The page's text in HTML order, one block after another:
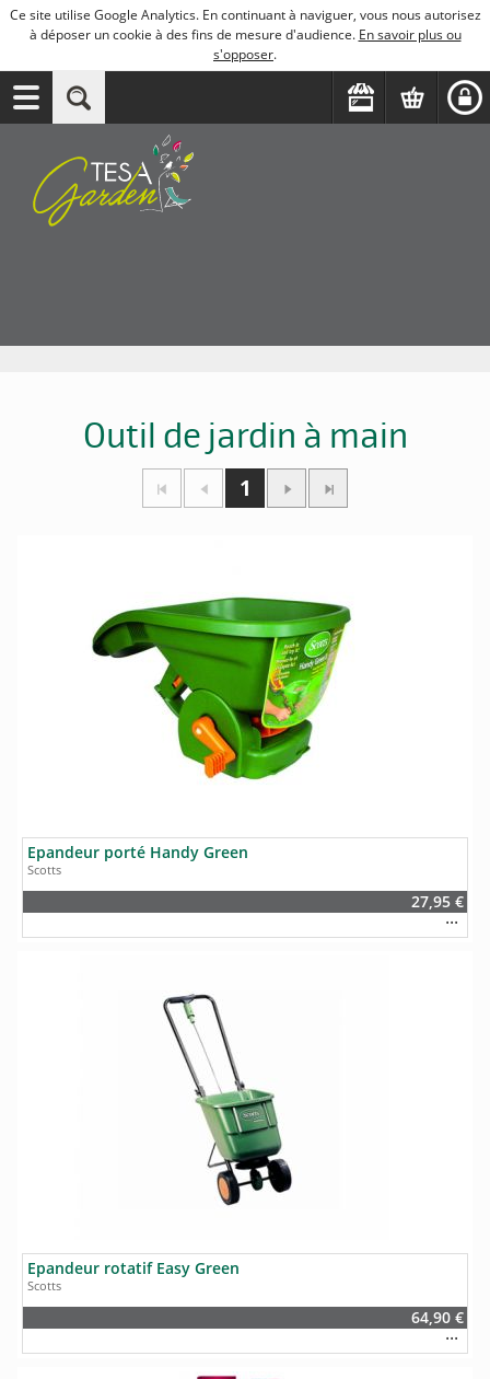
Ce site utilise Google Analytics. En continuant à naviguer, vous nous autorisez
à déposer un cookie à des fins de mesure d'audience. En savoir plus ou
s'opposer.
Outil de jardin à main
1
Epandeur porté Handy Green
Scotts
27,95 €
Epandeur rotatif Easy Green
Scotts
64,90 €